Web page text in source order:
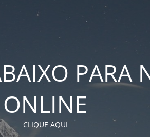
PARA
ONLINE
CLIQUE AQUI